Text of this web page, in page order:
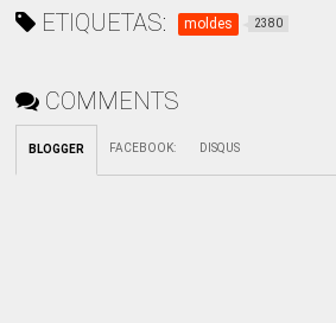
ETIQUETAS: moldes 2380
COMMENTS
BLOGGER FACEBOOK: DISQUS